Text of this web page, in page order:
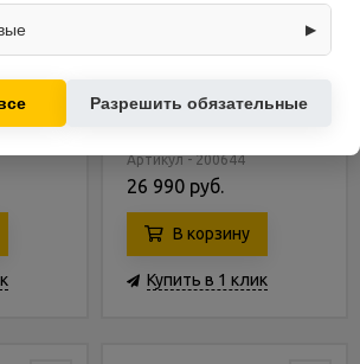
тренажер Body Sculpture
Артикул - 200644
26 990 руб.
В корзину
Купить в 1 клик
информацию о посещениях и
(например, счётчики аналитики),
▶
ваших интересов.
Разрешить обязательные